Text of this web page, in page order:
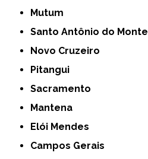
Mutum
Santo Antônio do Monte
Novo Cruzeiro
Pitangui
Sacramento
Mantena
Elói Mendes
Campos Gerais